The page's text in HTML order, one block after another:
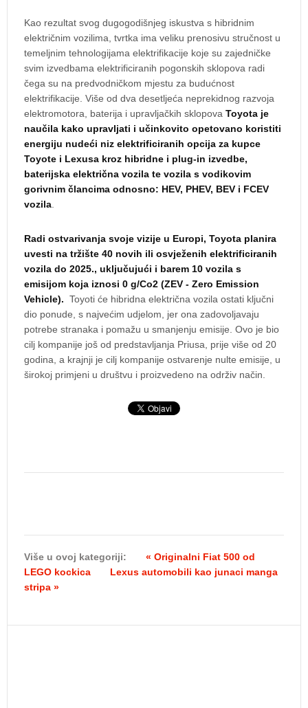
Kao rezultat svog dugogodišnjeg iskustva s hibridnim
električnim vozilima, tvrtka ima veliku prenosivu stručnost u
temeljnim tehnologijama elektrifikacije koje su zajedničke
svim izvedbama elektrificiranih pogonskih sklopova radi
čega su na predvodničkom mjestu za budućnost
elektrifikacije. Više od dva desetljeća neprekidnog razvoja
elektromotora, baterija i upravljačkih sklopova Toyota je
naučila kako upravljati i učinkovito opetovano koristiti
energiju nudeći niz elektrificiranih opcija za kupce
Toyote i Lexusa kroz hibridne i plug-in izvedbe,
baterijska električna vozila te vozila s vodikovim
gorivnim člancima odnosno: HEV, PHEV, BEV i FCEV
vozila
Radi ostvarivanja svoje vizije u Europi, Toyota planira
uvesti na tržište 40 novih ili osvježenih elektrificiranih
vozila do 2025., uključujući i barem 10 vozila s
emisijom koja iznosi 0 g/Co2 (ZEV - Zero Emission
Vehicle). Toyoti će hibridna električna vozila ostati ključni
dio ponude, s najvećim udjelom, jer ona zadovoljavaju
potrebe stranaka i pomažu u smanjenju emisije. Ovo je bio
cilj kompanije još od predstavljanja Priusa, prije više od 20
godina, a krajnji je cilj kompanije ostvarenje nulte emisije, u
širokoj primjeni u društvu i proizvedeno na održiv način.
Više u ovoj kategoriji:
« Originalni Fiat 500 od
LEGO kockica
Lexus automobili kao junaci manga
stripa »